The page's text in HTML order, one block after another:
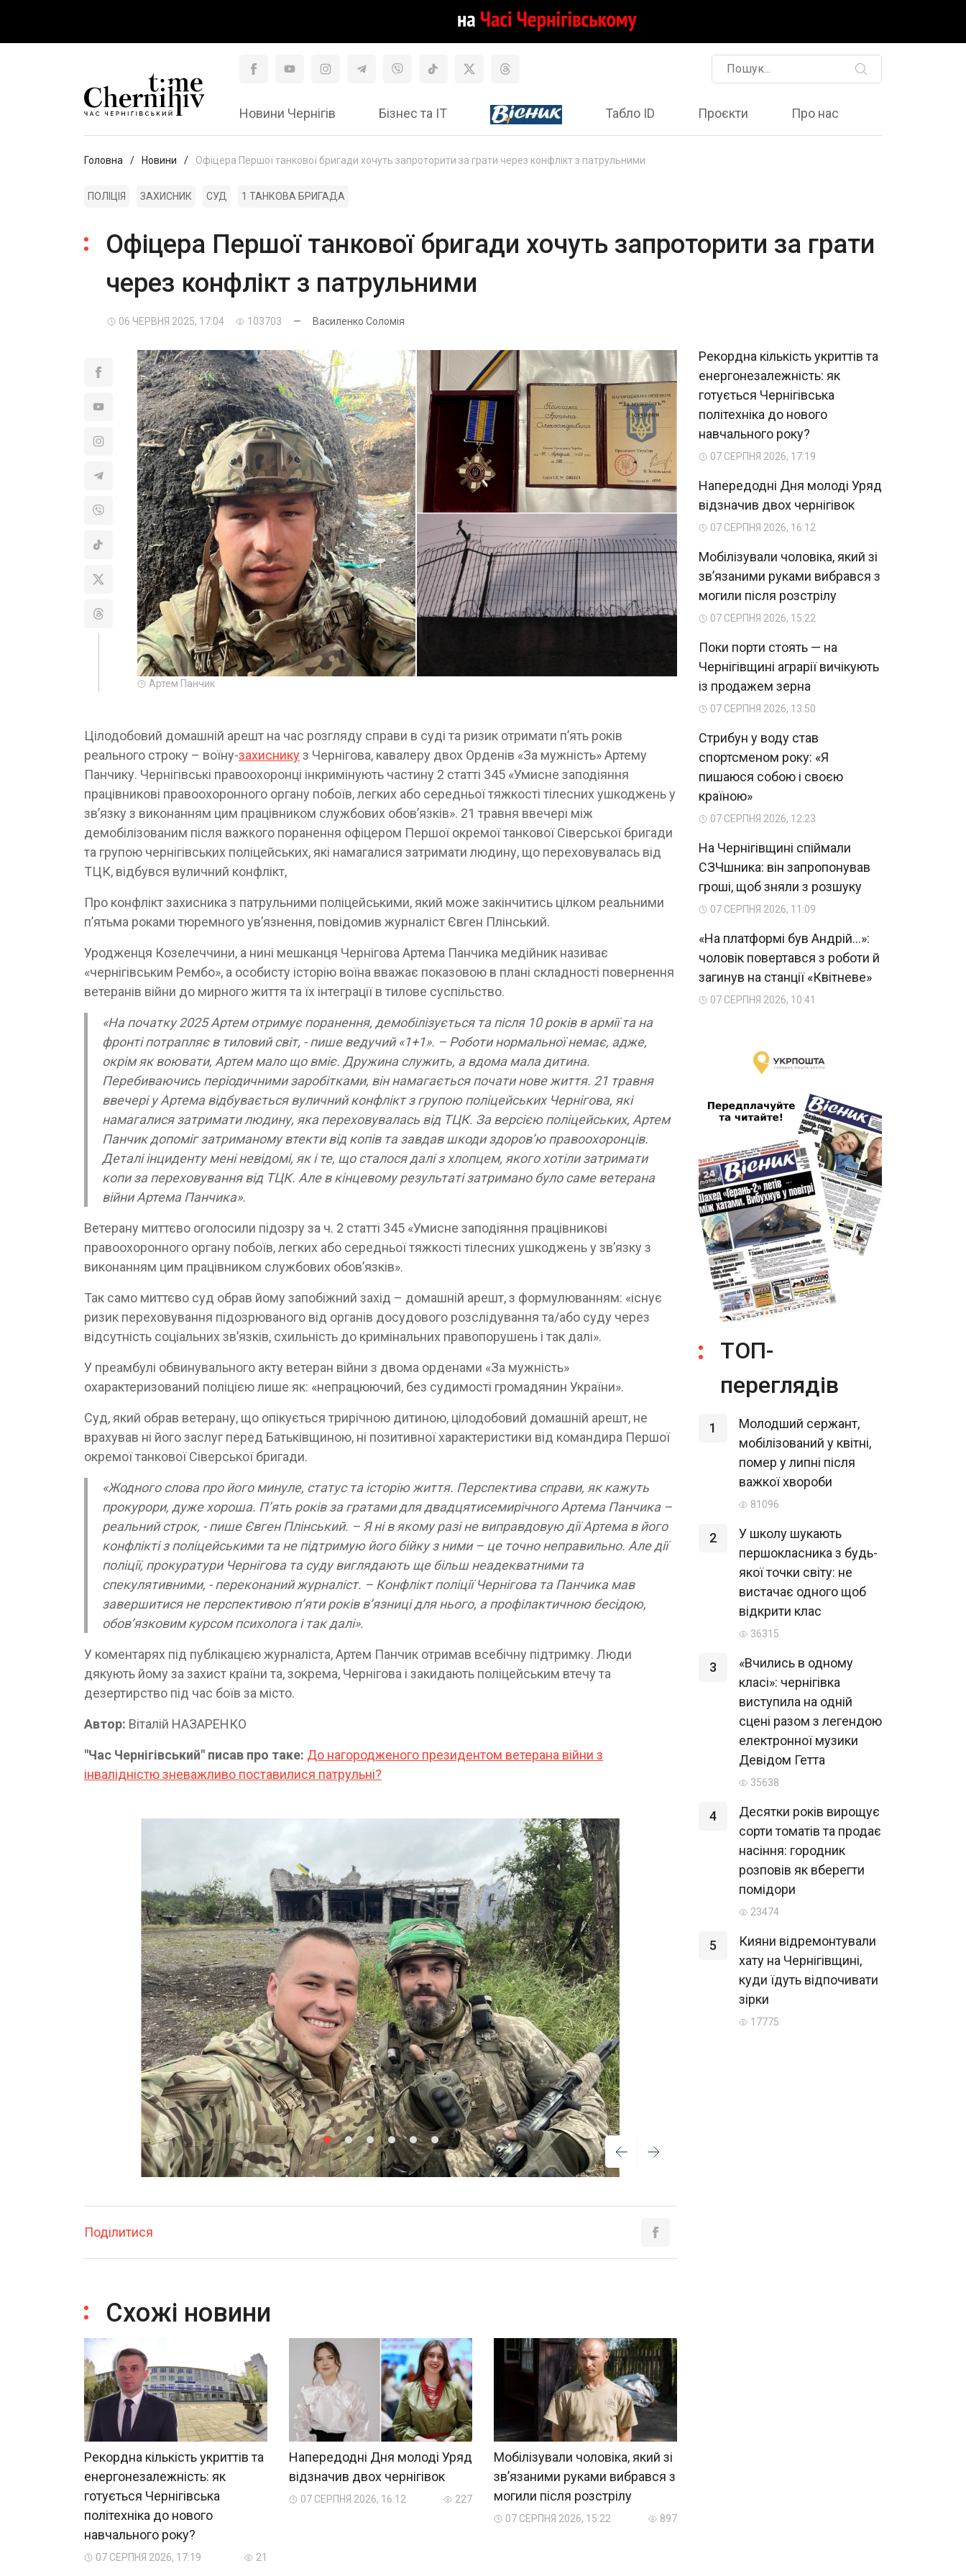
Новини Чернігів Бізнес та ІТ Табло ID Проєкти Про нас
Головна Новини Офіцера Першої танкової бригади хочуть запроторити за грати через конфлікт з патрульними
ПОЛІЦІЯ ЗАХИСНИК СУД 1 ТАНКОВА БРИГАДА
Офіцера Першої танкової бригади хочуть запроторити за грати
через конфлікт з патрульними
06 ЧЕРВНЯ 2025, 17:04 103703 — Василенко Соломія
Артем Панчик
Цілодобовий домашній арешт на час розгляду справи в суді та ризик отримати п’ять років
реального строку – воїну-захисникуз Чернігова, кавалеру двох Орденів «За мужність» Артему
Панчику. Чернігівські правоохоронці інкримінують частину 2 статті 345 «Умисне заподіяння
працівникові правоохоронного органу побоїв, легких або середньої тяжкості тілесних ушкоджень у
зв’язку з виконанням цим працівником службових обов’язків». 21 травня ввечері між
демобілізованим після важкого поранення офіцером Першої окремої танкової Сіверської бригади
та групою чернігівських поліцейських, які намагалися затримати людину, що переховувалась від
ТЦК, відбувся вуличний конфлікт,
Про конфлікт захисника з патрульними поліцейськими, який може закінчитись цілком реальними
п’ятьма роками тюремного ув’язнення, повідомив журналіст Євген Плінський.
Уродженця Козелеччини, а нині мешканця Чернігова Артема Панчика медійник називає
«чернігівським Рембо», а особисту історію воїна вважає показовою в плані складності повернення
ветеранів війни до мирного життя та їх інтеграції в тилове суспільство.
«На початку 2025 Артем отримує поранення, демобілізується та після 10 років в армії та на
фронті потрапляє в тиловий світ, - пише ведучий «1+1». – Роботи нормальної немає, адже,
окрім як воювати, Артем мало що вміє. Дружина служить, а вдома мала дитина.
Перебиваючись періодичними заробітками, він намагається почати нове життя. 21 травня
ввечері у Артема відбувається вуличний конфлікт з групою поліцейських Чернігова, які
намагалися затримати людину, яка переховувалась від ТЦК. За версією поліцейських, Артем
Панчик допоміг затриманому втекти від копів та завдав шкоди здоров’ю правоохоронців.
Деталі інциденту мені невідомі, як і те, що сталося далі з хлопцем, якого хотіли затримати
копи за переховування від ТЦК. Але в кінцевому результаті затримано було саме ветерана
війни Артема Панчика».
Ветерану миттєво оголосили підозру за ч. 2 статті 345 «Умисне заподіяння працівникові
правоохоронного органу побоїв, легких або середньої тяжкості тілесних ушкоджень у зв’язку з
виконанням цим працівником службових обов’язків».
Так само миттєво суд обрав йому запобіжний захід – домашній арешт, з формулюванням: «існує
ризик переховування підозрюваного від органів досудового розслідування та/або суду через
відсутність соціальних зв’язків, схильність до кримінальних правопорушень і так далі».
У преамбулі обвинувального акту ветеран війни з двома орденами «За мужність»
охарактеризований поліцією лише як: «непрацюючий, без судимості громадянин України».
Суд, який обрав ветерану, що опікується трирічною дитиною, цілодобовий домашній арешт, не
врахував ні його заслуг перед Батьківщиною, ні позитивної характеристики від командира Першої
окремої танкової Сіверської бригади.
«Жодного слова про його минуле, статус та історію життя. Перспектива справи, як кажуть
прокурори, дуже хороша. П’ять років за гратами для двадцятисемирічного Артема Панчика –
реальний строк, - пише Євген Плінський. – Я ні в якому разі не виправдовую дії Артема в його
конфлікті з поліцейськими та не підтримую його бійку з ними – це точно неправильно. Але дії
поліції, прокуратури Чернігова та суду виглядають ще більш неадекватними та
спекулятивними, - переконаний журналіст. – Конфлікт поліції Чернігова та Панчика мав
завершитися не перспективою п’яти років в’язниці для нього, а профілактичною бесідою,
обов’язковим курсом психолога і так далі».
У коментарях під публікацією журналіста, Артем Панчик отримав всебічну підтримку. Люди
дякують йому за захист країни та, зокрема, Чернігова і закидають поліцейським втечу та
дезертирство під час боїв за місто.
Автор: Віталій НАЗАРЕНКО
"Час Чернігівський" писав про таке: До нагородженого президентом ветерана війни з
інвалідністю зневажливо поставилися патрульні?
Поділитися
Схожі новини
Рекордна кількість укриттів та
енергонезалежність: як
готується Чернігівська
політехніка до нового
навчального року?
07 СЕРПНЯ 2026, 17:19 21
Напередодні Дня молоді Уряд
відзначив двох чернігівок
07 СЕРПНЯ 2026, 16:12 227
Мобілізували чоловіка, який зі
зв’язаними руками вибрався з
могили після розстрілу
07 СЕРПНЯ 2026, 15:22 897
Рекордна кількість укриттів та
енергонезалежність: як
готується Чернігівська
політехніка до нового
навчального року?
07 СЕРПНЯ 2026, 17:19
Напередодні Дня молоді Уряд
відзначив двох чернігівок
07 СЕРПНЯ 2026, 16:12
Мобілізували чоловіка, який зі
зв’язаними руками вибрався з
могили після розстрілу
07 СЕРПНЯ 2026, 15:22
Поки порти стоять — на
Чернігівщині аграрії вичікують
із продажем зерна
07 СЕРПНЯ 2026, 13:50
Стрибун у воду став
спортсменом року: «Я
пишаюся собою і своєю
країною»
07 СЕРПНЯ 2026, 12:23
На Чернігівщині спіймали
СЗЧшника: він запропонував
гроші, щоб зняли з розшуку
07 СЕРПНЯ 2026, 11:09
«На платформі був Андрій...»:
чоловік повертався з роботи й
загинув на станції «Квітневе»
07 СЕРПНЯ 2026, 10:41
ТОП-
переглядів
1
Молодший сержант,
мобілізований у квітні,
помер у липні після
важкої хвороби
81096
2
У школу шукають
першокласника з будь-
якої точки світу: не
вистачає одного щоб
відкрити клас
36315
3
«Вчились в одному
класі»: чернігівка
виступила на одній
сцені разом з легендою
електронної музики
Девідом Гетта
35638
4
Десятки років вирощує
сорти томатів та продає
насіння: городник
розповів як вберегти
помідори
23474
5
Кияни відремонтували
хату на Чернігівщині,
куди їдуть відпочивати
зірки
17775